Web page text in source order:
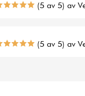
(5 av 5) av
(5 av 5) av